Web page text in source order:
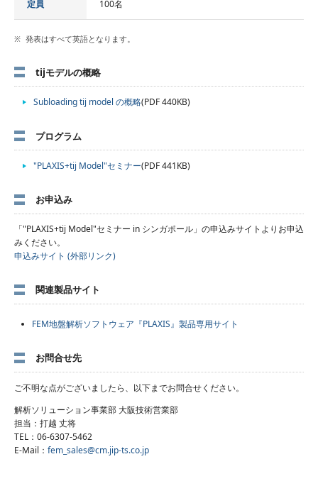
定員 100名
発表はすべて英語となります。
tijモデルの概略
Subloading tij model の概略(PDF 440KB)
プログラム
"PLAXIS+tij Model"セミナー(PDF 441KB)
お申込み
「"PLAXIS+tij Model"セミナー in シンガポール」の申込みサイトよりお申込
みください。
申込みサイト (外部リンク)
関連製品サイト
FEM地盤解析ソフトウェア『PLAXIS』製品専用サイト
お問合せ先
ご不明な点がございましたら、以下までお問合せください。
解析ソリューション事業部 大阪技術営業部
担当：打越 丈将
TEL：06-6307-5462
E-Mail： fem_sales@cm.jip-ts.co.jp